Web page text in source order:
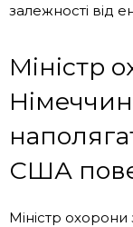
залежності від
Міністр
США
Міністр